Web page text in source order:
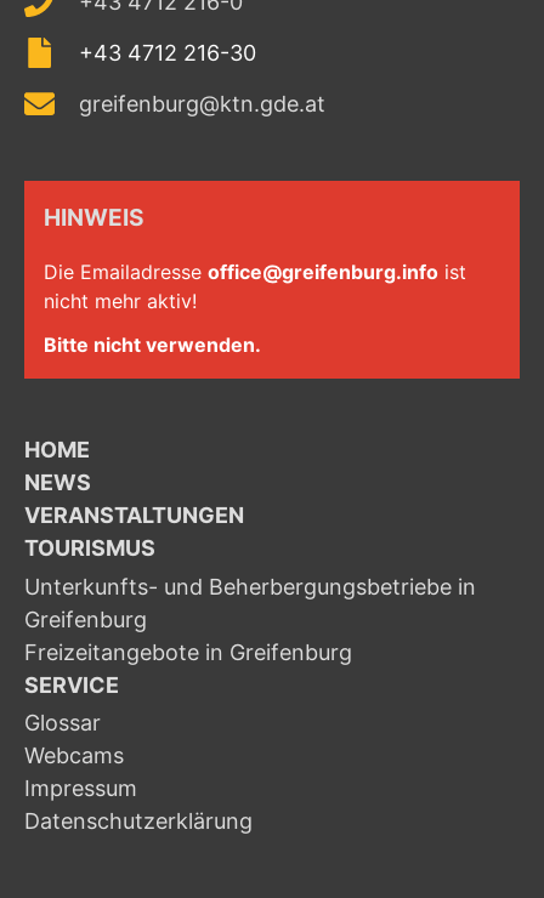
+43 4712 216-30
greifenburg@ktn.gde.at
HINWEIS
Die Emailadresse office@greifenburg.info ist
nicht mehr aktiv!
Bitte nicht verwenden.
HOME
NEWS
VERANSTALTUNGEN
TOURISMUS
Unterkunfts- und Beherbergungsbetriebe in
Greifenburg
Freizeitangebote in Greifenburg
SERVICE
Glossar
Webcams
Impressum
Datenschutzerklärung